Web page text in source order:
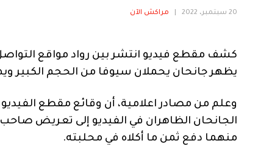
20 سبتمبر، 2022 مراكش الآن
كشف مقطع فيديو انتشر بين رواد مواقع
يظهر جانحان يحملان سيوفا من الحجم الكبير
الجانحان الظاهران في الفيديو إلى تعريض
منهما دفع ثمن ما أكلاه في محلبته.